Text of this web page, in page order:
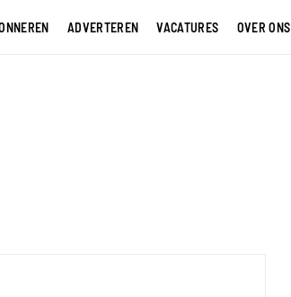
ADVERTEREN VACATURES OVER ONS